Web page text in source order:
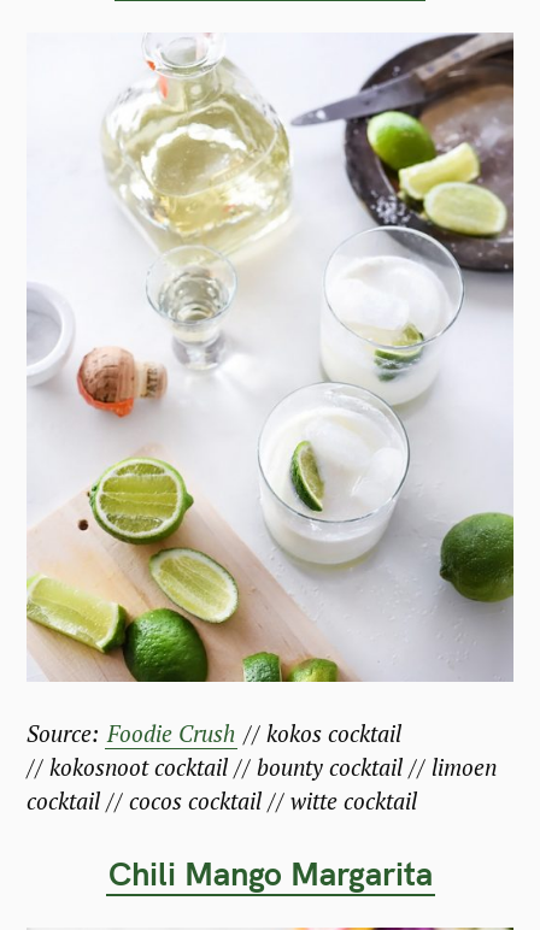
Source: Foodie Crush // kokos cocktail
// kokosnoot cocktail // bounty cocktail // limoen
cocktail // cocos cocktail // witte cocktail
Chili Mango Margarita